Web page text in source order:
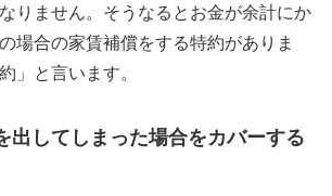
りません。そうなるとお金が余計にか
場合の家賃補償をする特約がありま
」と言います。
出してしまった場合をカバーする